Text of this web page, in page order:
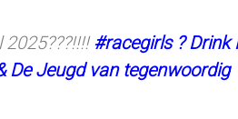
#racegirls ? Drink
De Jeugd van tegenwoordig